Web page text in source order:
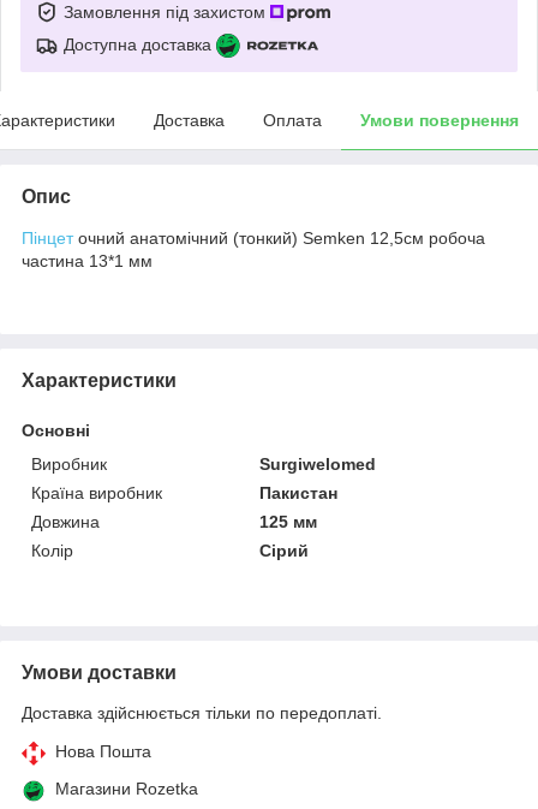
Замовлення під захистом
Доступна доставка
Доставка Оплата Умови повернення
Опис
Пінцеточний анатомічний (тонкий) Semken 12,5см робоча
частина 13*1 мм
Характеристики
Основні
Виробник
Surgiwelomed
Країна виробник
Пакистан
Довжина
125 мм
Колір
Сірий
Умови доставки
Доставка здійснюється тільки по передоплаті.
Нова Пошта
Магазини Rozetka